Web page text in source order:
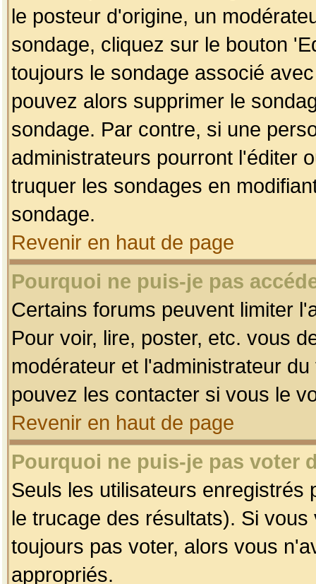
le posteur d'origine, un
sondage, cliquez sur le bouton
toujours le sondage associé
pouvez alors supprimer le
sondage. Par contre, si une
administrateurs pourront l'éditer
truquer les sondages en
sondage.
Revenir en haut de page
Pourquoi ne puis-je pas
Certains forums peuvent limiter
Pour voir, lire, poster, etc. vous
modérateur et l'administrateur
pouvez les contacter si vous le
Revenir en haut de page
Pourquoi ne puis-je pas voter
Seuls les utilisateurs enregistrés
le trucage des résultats). Si
toujours pas voter, alors vous
appropriés.